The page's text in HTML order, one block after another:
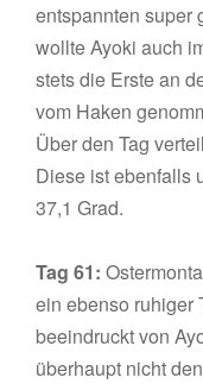
entspannten super
wollte Ayoki auch
stets die Erste an
vom Haken
Über den Tag
Diese ist ebenfalls
37,1 Grad.
Tag 61:
ein ebenso ruhiger
beeindruckt von
überhaupt nicht